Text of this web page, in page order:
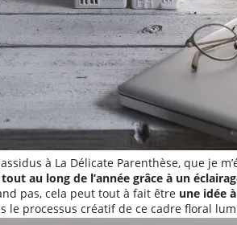
à La Délicate Parenthèse, que je
au long de l’année grâce à un
pas, cela peut tout à fait être une idée
le processus créatif de ce cadre floral